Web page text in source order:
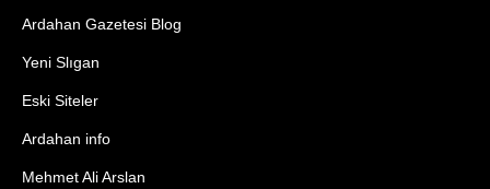
Ardahan Gazetesi Blog
Yeni Slıgan
Eski Siteler
Ardahan info
Mehmet Ali Arslan